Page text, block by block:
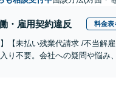
・雇用契約違反 料金表
】【未払い残業代請求 /不当解
り不要。会社への疑問や悩み